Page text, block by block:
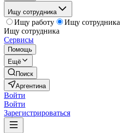
Ищу сотрудника
Ищу работу
Ищу сотрудника
Ищу сотрудника
Сервисы
Помощь
Ещё
Поиск
Аргентина
Войти
Войти
Зарегистрироваться